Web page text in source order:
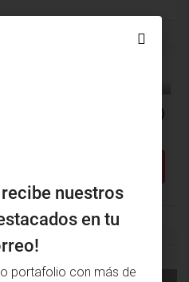
Jardín, Barranquilla (134)
recibe nuestros
en tu
portafolio con más de